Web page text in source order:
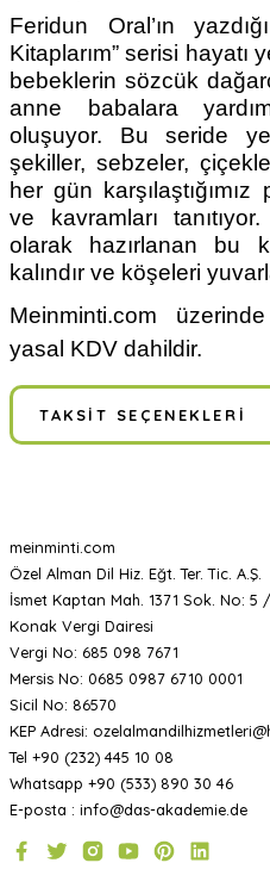
Feridun Oral’ın
Kitaplarım” serisi
bebeklerin sözcük
anne babalara
oluşuyor. Bu seride
şekiller, sebzeler,
her gün
ve kavramları
olarak hazırlanan bu
kalındır ve köşeleri
Meinminti.com
yasal KDV dahildir.
TAKSIT SEÇENEKLERI
meinminti.com
Özel Alman Dil Hiz. Eğt. Ter. Tic. A.Ş.
İsmet Kaptan Mah. 1371 Sok. No:
Konak Vergi Dairesi
Vergi No: 685 098 7671
Mersis No: 0685 0987 6710 0001
Sicil No: 86570
KEP Adresi:
Tel +90 (232) 445 10 08
Whatsapp +90 (533) 890 30 46
E-posta : info@das-akademie.de